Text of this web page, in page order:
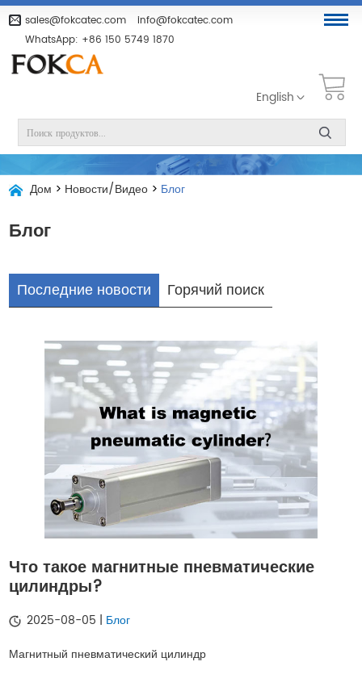
sales@fokcatec.com
info@fokcatec.com
WhatsApp: +86 150 5749 1870
English
Дом > Новости/Видео > Блог
Блог
Последние новости Горячий поиск
Что такое магнитные пневматические
цилиндры?
2025-08-05 | Блог
Магнитный пневматический цилиндр